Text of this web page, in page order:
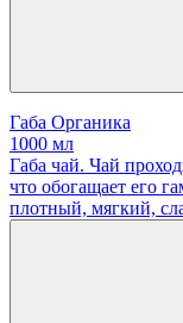
Габа Органика
1000 мл
Габа чай. Чай
что обогащает его
плотный, мягкий,